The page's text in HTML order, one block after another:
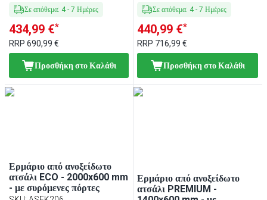
Σε απόθεμα: 4- 7 Ημέρες
434,99 €*
RRP 690,99 €
Προσθήκη στο Καλάθι
Σε απόθεμα: 4-7 Ημέρες
440,99 €*
RRP 716,99 €
Προσθήκη στο Καλάθι
Ερμάριο από ανοξείδωτο
ατσάλι ECO - 2000x600 mm
- με συρόμενες πόρτες
Ερμάριο από ανοξείδωτο
ατσάλι PREMIUM -